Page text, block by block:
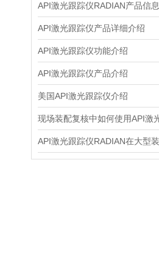
API激光跟踪仪RADIAN产品信息
API激光跟踪仪产品详细介绍
API激光跟踪仪功能介绍
API激光跟踪仪产品介绍
美国API激光跟踪仪介绍